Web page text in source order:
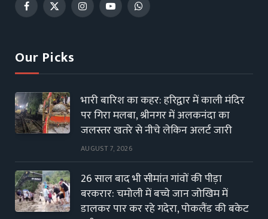
Facebook
X
InstagramYouTubeWhatsApp
Our Picks
भारी बारिश का कहर: हरिद्वार में काली मंदिर
पर गिरा मलबा, श्रीनगर में अलकनंदा का
जलस्तर खतरे से नीचे लेकिन अलर्ट जारी
AUGUST 7, 2026
26 साल बाद भी सीमांत गांवों की पीड़ा
बरकरार: चमोली में बच्चे जान जोखिम में
डालकर पार कर रहे गदेरा, पोकलैंड की बकेट